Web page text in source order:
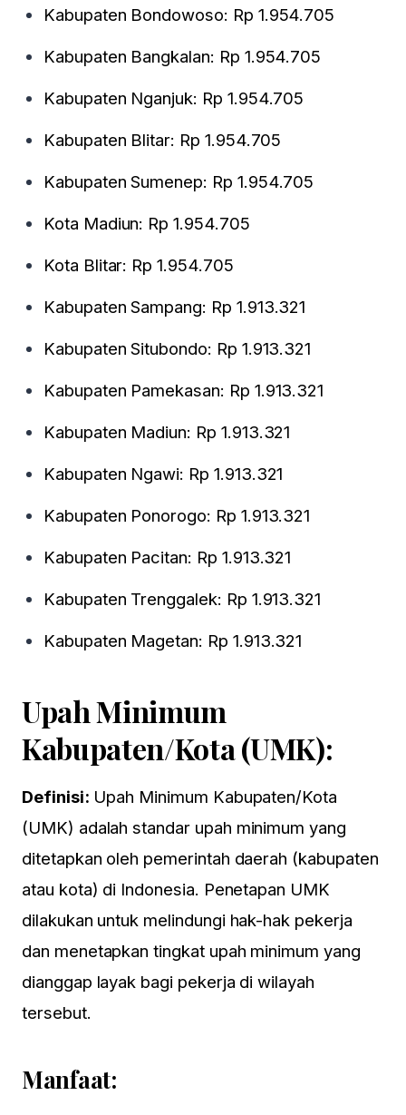
Kabupaten Bondowoso: Rp 1.954.705
Kabupaten Bangkalan: Rp 1.954.705
Kabupaten Nganjuk: Rp 1.954.705
Kabupaten Blitar: Rp 1.954.705
Kabupaten Sumenep: Rp 1.954.705
Kota Madiun: Rp 1.954.705
Kota Blitar: Rp 1.954.705
Kabupaten Sampang: Rp 1.913.321
Kabupaten Situbondo: Rp 1.913.321
Kabupaten Pamekasan: Rp 1.913.321
Kabupaten Madiun: Rp 1.913.321
Kabupaten Ngawi: Rp 1.913.321
Kabupaten Ponorogo: Rp 1.913.321
Kabupaten Pacitan: Rp 1.913.321
Kabupaten Trenggalek: Rp 1.913.321
Kabupaten Magetan: Rp 1.913.321
Upah Minimum
Kabupaten/Kota (UMK):
Definisi: Upah Minimum Kabupaten/Kota
(UMK) adalah standar upah minimum yang
ditetapkan oleh pemerintah daerah (kabupaten
atau kota) di Indonesia. Penetapan UMK
dilakukan untuk melindungi hak-hak pekerja
dan menetapkan tingkat upah minimum yang
dianggap layak bagi pekerja di wilayah
tersebut.
Manfaat: